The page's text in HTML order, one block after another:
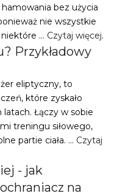
bez użycia
nie wszystkie
… Czytaj więcej.
Przykładowy
eliptyczny, to
które zyskało
Łączy w sobie
treningu siłowego,
partie ciała. … Czytaj
- jak
na